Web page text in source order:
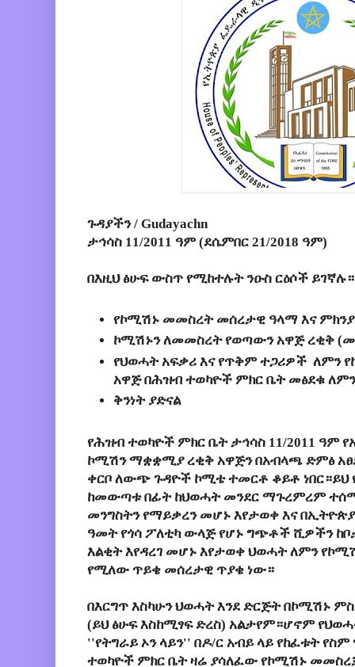
ጉዳያችን / Gudayachn
ታኅሳስ 11/2011 ዓም (ደሴምበር 21/2018 ዓም)
በእዚህ ፅሁፍ ውስጥ የሚከተሉት ንዑስ ርዕሶች
የኮሚሽኑ መመስረት መሰረታዊ ዓላማ እና
ኮሚሽኑን ለመመስረት የወጣውን አዋጅ ረቂቅ
የህወሓት አፍቃሪ እና የጥቅም ተጋሪዎች  ለምን
አዋጅ በሕዝብ ተወካዮች ምክር ቤት መፅደቁ
ቅንነት ያድናል
የሕዝብ ተወካዮች ምክር ቤት ታኅሳስ 11/2011 ዓም
ኮሚሽን ማቋቋሚያ ረቂቅ አዋጅን በአብላጫ ድምፅ
ቀርቦ ለውጭ ጉዳዮች ኮሚቴ ተመርቶ ቆይቶ
ከመውጣቱ በፊት ከህወሓት መንደር ማጉረምረም
መንግስትን የማይቃረን መሆኑ እየታወቀ እና በኢትዮጵያ
ዓመት የጎሳ ፖለቲካ ውላጅ የሆኑ ግጭቶች ሺዎችን
እልቂት እየዳረገ መሆኑ እየታወቀ ህወሓት ለምን
የሚለው ጥይቄ መሰረታዊ ጥያቄ ነው።
በእርግጥ እስካሁን ህወሓት እንደ ድርጅት በኮሚሽኑ
(ይህ ፅሁፍ እስከሚፃፍ ድረስ) አልታየም።ሆኖም
''የትግራይ ኦን ላይን'' በዶ/ር አብይ ላይ የከፈቱት
ተወካዮች ምክር ቤት ዛሬ ያሳለፈው የኮሚሽኑ